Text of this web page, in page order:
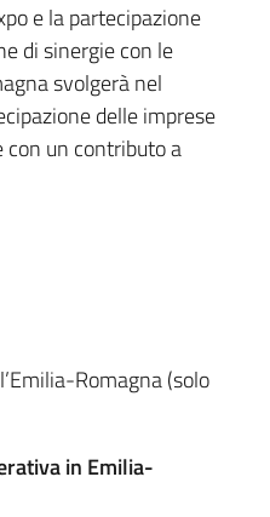
e la partecipazione
di sinergie con le
svolgerà nel
delle imprese
con un contributo a
Romagna (solo
in Emilia-